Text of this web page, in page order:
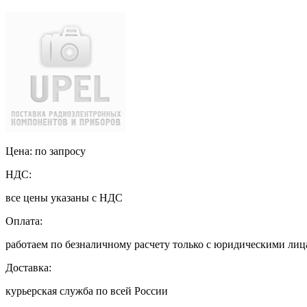
Цена: по запросу
НДС:
все цены указаны с НДС
Оплата:
работаем по безналичному расчету только с юридическими
Доставка:
курьерская служба по всей России